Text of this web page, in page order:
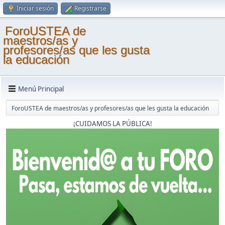
Iniciar sesión Registrarse
ForoUSTEA de
maestros/as y
profesores/as que les gusta
la educación
Menú Principal
ForoUSTEA de maestros/as y profesores/as que les gusta la educación
¡CUIDAMOS LA PÚBLICA!